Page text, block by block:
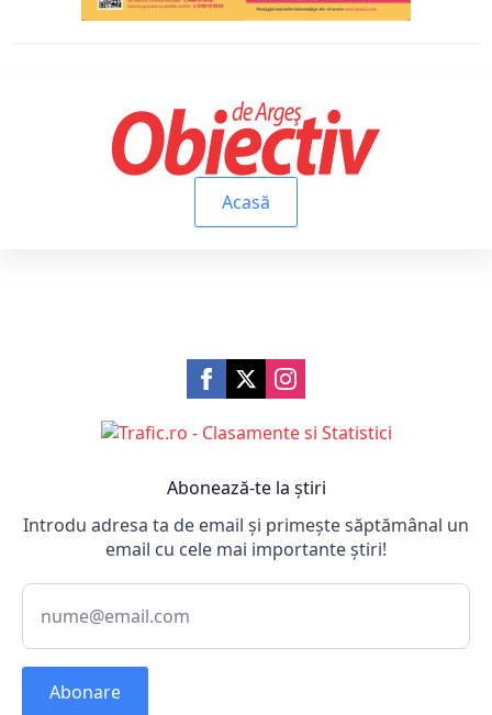
Acasă
Abonează-te la știri
Introdu adresa ta de email și primește săptămânal un
email cu cele mai importante știri!
Abonare